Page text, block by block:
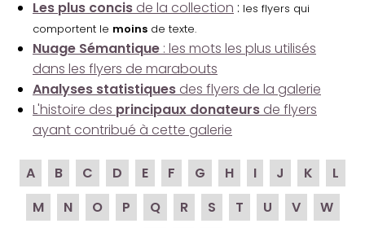
Les plus concis de la collection : les flyers qui
comportent le moins de texte.
Nuage Sémantique : les mots les plus utilisés
dans les flyers de marabouts
Analyses statistiques des flyers de la galerie
L'histoire des principaux donateurs de flyers
ayant contribué à cette galerie
A B C D E F G H I J K
L
M
N O P Q R S T U V
W